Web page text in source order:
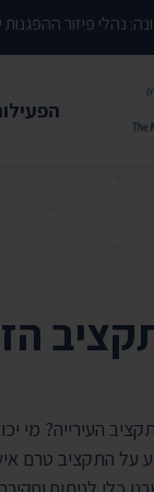
נהלי פיזור
קשרי
העירייה? מי
על התקציב טרם